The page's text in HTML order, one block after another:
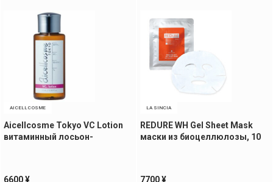
AICELLCOSME
Aicellcosme Tokyo VC Lotion
витаминный лосьон-
6600¥
LA SINCIA
REDURE WH Gel Sheet Mask
маски из биоцеллюлозы, 10
7700¥